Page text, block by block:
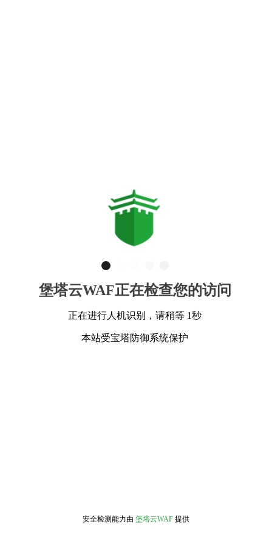
堡塔云WAF正在检查您的访问
正在进行人机识别，请稍等 1秒
本站受宝塔防御系统保护
安全检测能力由 堡塔云WAF 提供